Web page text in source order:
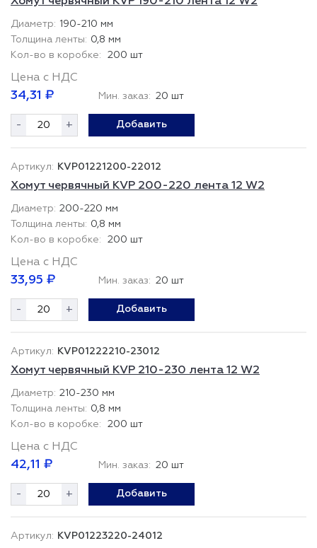
190-210 мм
0,8 мм
200 шт
Цена с НДС
34,31 ₽ Мин. заказ: 20 шт
- + Добавить
KVP01221200-22012
Хомут червячный KVP 200-220 лента 12 W2
200-220 мм
0,8 мм
200 шт
Цена с НДС
33,95 ₽ Мин. заказ: 20 шт
- + Добавить
KVP01222210-23012
Хомут червячный KVP 210-230 лента 12 W2
210-230 мм
0,8 мм
200 шт
Цена с НДС
42,11 ₽ Мин. заказ: 20 шт
- + Добавить
KVP01223220-24012